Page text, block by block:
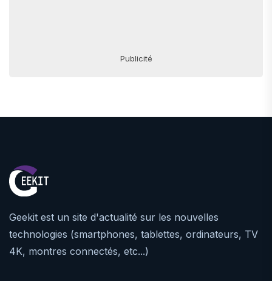
Publicité
Geekit est un site d'actualité sur les nouvelles
technologies (smartphones, tablettes, ordinateurs, TV
4K, montres connectés, etc...)